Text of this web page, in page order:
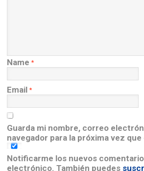
Name *
Email *
Guarda mi nombre, correo
navegador para la próxima vez
Notificarme los nuevos
electrónico. También puedes